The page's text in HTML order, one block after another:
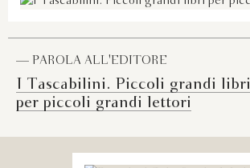
— PAROLA ALL'EDITORE
I Tascabilini. Piccoli grandi libri
per piccoli grandi lettori